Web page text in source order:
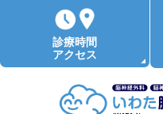
診療時間
アクセス